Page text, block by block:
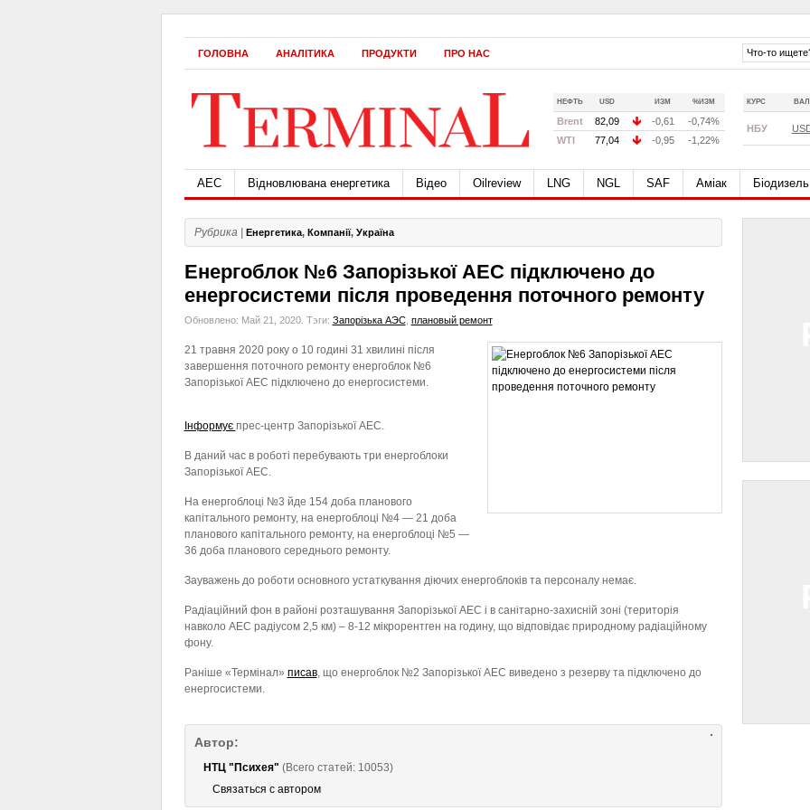
ГОЛОВНА АНАЛІТИКА ПРОДУКТИ ПРО НАС
КУРС ВАЛ
НБУ
НЕФТЬ USD ИЗМ %ИЗМ
Brent 82,09 -0,61
-0,74%
WTI
77,04 -0,95 -1,22%
АЕС Відновлювана енергетика Відео Oilreview LNG NGL SAF Аміак Біодизель
Рубрика | Енергетика, Компанії, Україна
Енергоблок №6 Запорізької АЕС підключено до
енергосистеми після проведення поточного ремонту
Обновлено: Май 21, 2020. Тэги: Запорізька АЭС, плановый ремонт
21 травня 2020 року о 10 годині 31 хвилині після
завершення поточного ремонту енергоблок №6
Запорізької АЕС підключено до енергосистеми.
Інформує прес-центр Запорізької АЕС.
В даний час в роботі перебувають три енергоблоки
Запорізької АЕС.
На енергоблоці №3 йде 154 доба планового
капітального ремонту, на енергоблоці №4 — 21 доба
планового капітального ремонту, на енергоблоці №5 —
36 доба планового середнього ремонту.
Зауважень до роботи основного устаткування діючих енергоблоків та персоналу немає.
Радіаційний фон в районі розташування Запорізької АЕС і в санітарно-захисній зоні (територія
навколо АЕС радіусом 2,5 км) – 8-12 мікрорентген на годину, що відповідає природному радіаційному
фону.
Раніше «Термінал» писав, що енергоблок №2 Запорізької АЕС виведено з резерву та підключено до
енергосистеми.
Автор:
НТЦ "Психея" (Всего статей: 10053)
Связаться с автором